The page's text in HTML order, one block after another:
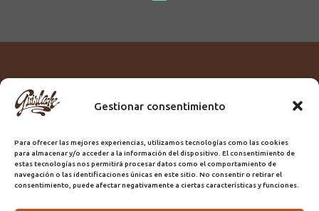
Gestionar consentimiento
Para ofrecer las mejores experiencias, utilizamos tecnologías como las cookies
para almacenar y/o acceder a la información del dispositivo. El consentimiento de
estas tecnologías nos permitirá procesar datos como el comportamiento de
navegación o las identificaciones únicas en este sitio. No consentir o retirar el
consentimiento, puede afectar negativamente a ciertas características y funciones.
Titular:
ROME GUIRLACHE SL.
Domicilio:Calle Triana, 68
Ciudad:Las Palmas de Gran Canaria
Registro Sanitario:GC/20/PH/7192